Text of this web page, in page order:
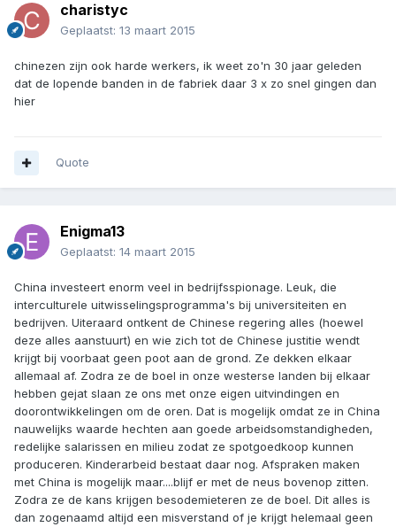
charistyc
Geplaatst: 13 maart 2015
chinezen zijn ook harde werkers, ik weet zo'n 30 jaar geleden
dat de lopende banden in de fabriek daar 3 x zo snel gingen dan
hier
Quote
Enigma13
Geplaatst: 14 maart 2015
China investeert enorm veel in bedrijfsspionage. Leuk, die
interculturele uitwisselingsprogramma's bij universiteiten en
bedrijven. Uiteraard ontkent de Chinese regering alles (hoewel
deze alles aanstuurt) en wie zich tot de Chinese justitie wendt
krijgt bij voorbaat geen poot aan de grond. Ze dekken elkaar
allemaal af. Zodra ze de boel in onze westerse landen bij elkaar
hebben gejat slaan ze ons met onze eigen uitvindingen en
doorontwikkelingen om de oren. Dat is mogelijk omdat ze in China
nauwelijks waarde hechten aan goede arbeidsomstandigheden,
redelijke salarissen en milieu zodat ze spotgoedkoop kunnen
produceren. Kinderarbeid bestaat daar nog. Afspraken maken
met China is mogelijk maar....blijf er met de neus bovenop zitten.
Zodra ze de kans krijgen besodemieteren ze de boel. Dit alles is
dan zogenaamd altijd een misverstand of je krijgt helemaal geen